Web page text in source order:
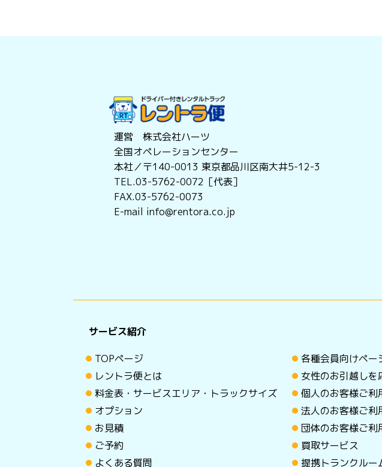
運営 株式会社ハーツ
全国オペレーションセンター
本社／〒140-0013 東京都品川区南大井5-12-3
TEL.03-5762-0072［代表］
FAX.03-5762-0073
E-mail info@rentora.co.jp
サービス紹介
TOPページ
レントラ便とは
料金表・サービスエリア・トラックサイズ
オプション
お見積
ご予約
よくある質問
各種会員向けペー
女性のお引越しを
個人のお客様ご利
法人のお客様ご利
団体のお客様ご利
買取サービス
提携トランクルー